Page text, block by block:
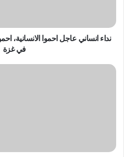
ن
ي
ج
ل
نداء انساني عاجل احموا الانسانية،
في غزة
ا
د